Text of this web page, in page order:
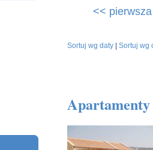
<< pierwsza
Sortuj wg daty Sortuj wg